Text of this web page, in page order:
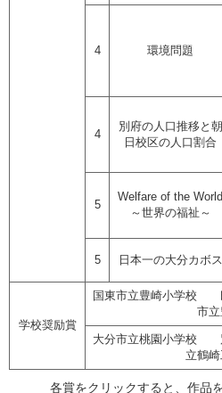
4 環境問題
4
別府の人口推移と朝
日校区の人口割合
5
Welfare of the World
～世界の福祉～
5 日本一の大分カボス
学校奨励賞
国東市立豊崎小学校
市
大分市立桃園小学校
立鶴
各賞をクリックすると、作品